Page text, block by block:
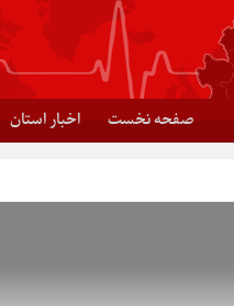
صفحه نخست اخبار استان